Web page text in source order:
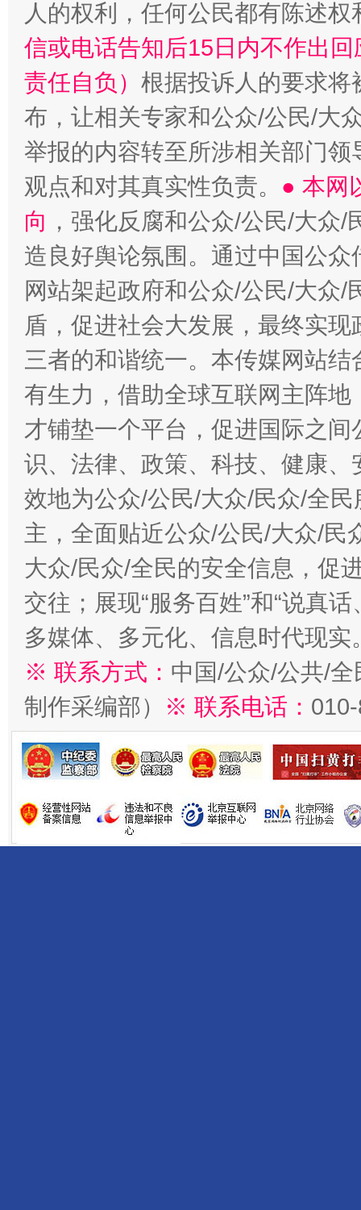
人的权利，任何公民都有陈述
信或电话告知后15日内不作出
责任自负） 根据投诉人的要求将
布，让相关专家和公众/公民/大
举报的内容转至所涉相关部门
观点和对其真实性负责。 ● 本网
向 ，强化反腐和公众/公民/大众
造良好舆论氛围。通过中国公
网站架起政府和公众/公民/大众
盾，促进社会大发展，最终实
三者的和谐统一。本传媒网站
有生力，借助全球互联网主阵
才铺垫一个平台，促进国际之
识、法律、政策、科技、健康
效地为公众/公民/大众/民众/全
主，全面贴近公众/公民/大众/民
大众/民众/全民的安全信息，促
交往；展现“服务百姓”和“说真
多媒体、多元化、信息时代现实
※ 联系方式： 中国/公众/公共/
制作采编部）
※ 联系电话：